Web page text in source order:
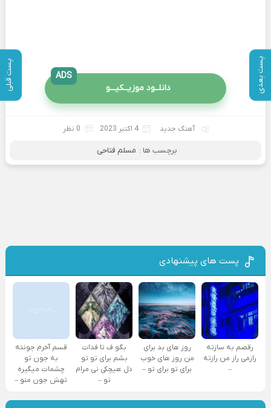
پست بعدی پست قبلی دانلــود موزیــکیـــو
ADS
آهنگ جدید 4 اکتبر 2023 0 نظر
برچسب ها : مسلم فتاحی
پست های پیشنهادی
رقصم به سازته
رازمی راز من رازته
–
روز های بد برای
من روز های خوب
برای تو برای تو –
بگو ف تا فدات
بشم برای تو تو
دل هیچکی نی مرام
تو –
قسم آخرم جونته
به جون تو
چشمات میگیره
تهش جون منو –